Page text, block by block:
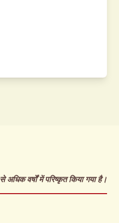
वर्षों में परिष्कृत किया गया है।